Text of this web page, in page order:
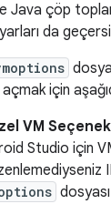
Java çöp
da
için
VM
Studio için